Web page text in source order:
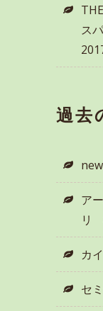
ス
過去
ア
リ
カ
セ